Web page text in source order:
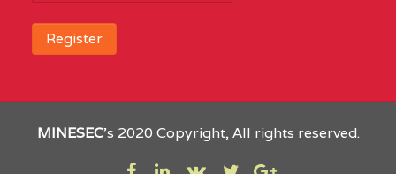
MINESEC’s 2020 Copyright, All rights reserved.